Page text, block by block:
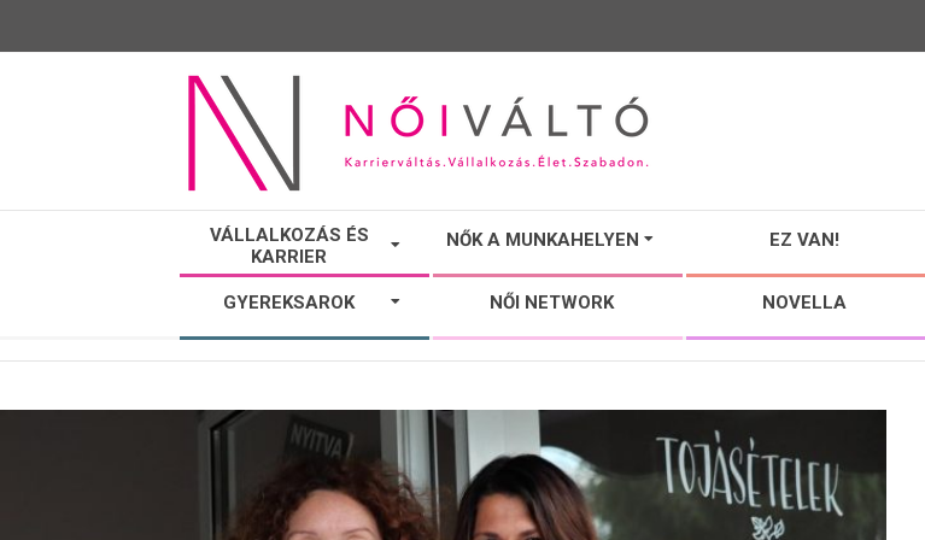
NŐI
VÁLTÓ
VÁLLALKOZÁS ÉS
KARRIER
NŐK A MUNKAHELYEN EZ VAN!
GYEREKSAROK NŐI NETWORK NOVELLA